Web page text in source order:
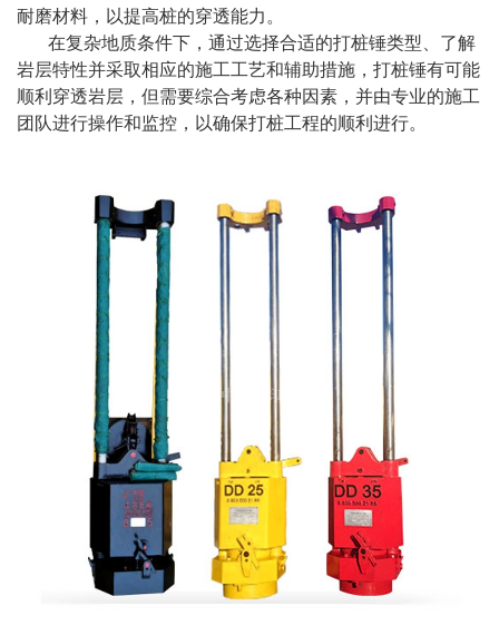
耐磨材料，以提高桩的穿透能力。
在复杂地质条件下，通过选择合适的打桩锤类型、了解
岩层特性并采取相应的施工工艺和辅助措施，打桩锤有可能
顺利穿透岩层，但需要综合考虑各种因素，并由专业的施工
团队进行操作和监控，以确保打桩工程的顺利进行。